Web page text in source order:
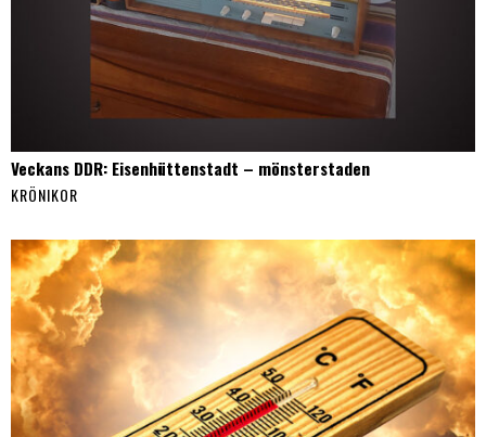
Veckans DDR: Eisenhüttenstadt – mönsterstaden
KRÖNIKOR